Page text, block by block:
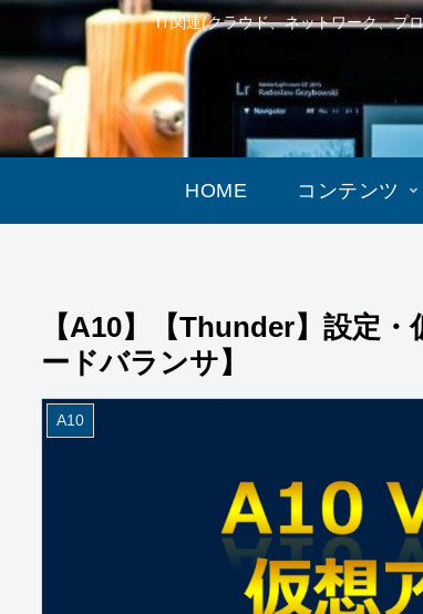
IT関連(クラウド、ネットワーク、プ
HOME コンテンツ
【A10】【Thunder】設定
ードバランサ】
A10